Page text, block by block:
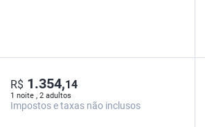
1 noite , 2 adultos
R$ 1.354,14
Impostos e taxas não inclusos